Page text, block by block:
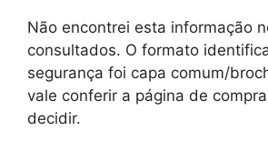
Não encontrei esta informação
consultados. O formato
segurança foi capa comum/
vale conferir a página de
decidir.